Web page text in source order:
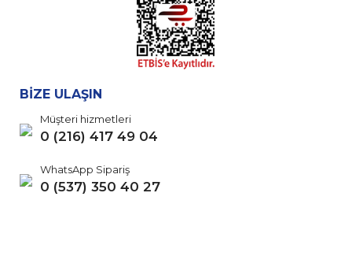
BİZE ULAŞIN
Müşteri hizmetleri
0 (216) 417 49 04
WhatsApp Sipariş
0 (537) 350 40 27